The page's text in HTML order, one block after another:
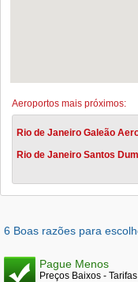
Aeroportos mais próximos:
Rio de Janeiro Galeão
Rio de Janeiro Santos
6 Boas razões para
Pague Menos
Preços Baixos -